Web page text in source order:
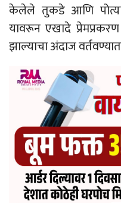
केलेले तुकडे आणि
यावरून एखादे
झाल्याचा अंदाज